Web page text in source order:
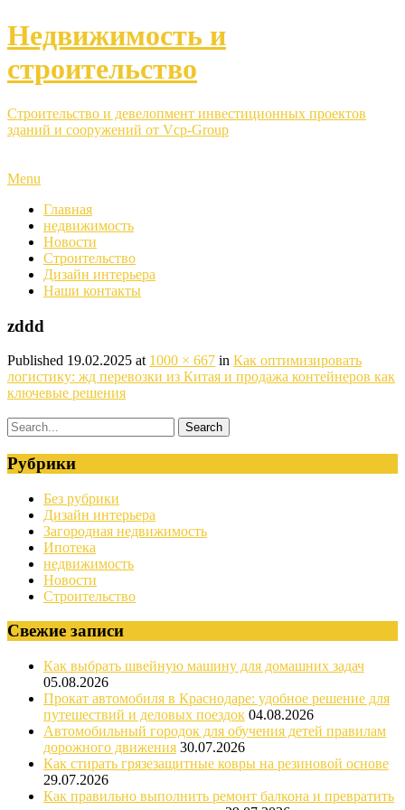
Недвижимость и
строительство
Строительство и девелопмент инвестиционных проектов
зданий и сооружений от Vcp-Group
Menu
Главная
недвижимость
Новости
Строительство
Дизайн интерьера
Наши контакты
zddd
Published 19.02.2025 at 1000 × 667 in Как оптимизировать
логистику: жд перевозки из Китая и продажа контейнеров как
ключевые решения
Рубрики
Без рубрики
Дизайн интерьера
Загородная недвижимость
Ипотека
недвижимость
Новости
Строительство
Свежие записи
Как выбрать швейную машину для домашних задач
05.08.2026
Прокат автомобиля в Краснодаре: удобное решение для
путешествий и деловых поездок 04.08.2026
Автомобильный городок для обучения детей правилам
дорожного движения 30.07.2026
Как стирать грязезащитные ковры на резиновой основе
29.07.2026
Как правильно выполнить ремонт балкона и превратить